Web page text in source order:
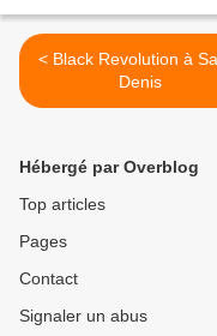
< Black Revolution à Saint-
Denis
Hébergé par Overblog
Top articles
Pages
Contact
Signaler un abus